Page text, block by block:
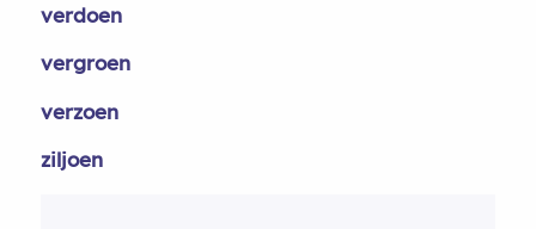
verdoen
vergroen
verzoen
ziljoen